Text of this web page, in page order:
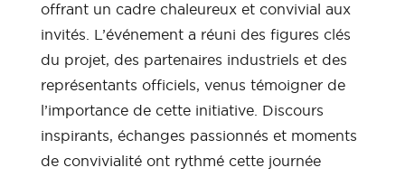
offrant un cadre chaleureux et convivial aux
invités. L’événement a réuni des figures clés
du projet, des partenaires industriels et des
représentants officiels, venus témoigner de
l’importance de cette initiative. Discours
inspirants, échanges passionnés et moments
de convivialité ont rythmé cette journée